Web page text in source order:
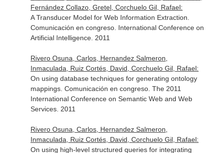
Fernández Collazo, Gretel, Corchuelo Gil, Rafael:
A Transducer Model for Web Information Extraction.
Comunicación en congreso. International Conference on
Artificial Intelligence. 2011
Rivero Osuna, Carlos, Hernandez Salmeron,
Inmaculada, Ruiz Cortés, David, Corchuelo Gil, Rafael:
On using database techniques for generating ontology
mappings. Comunicación en congreso. The 2011
International Conference on Semantic Web and Web
Services. 2011
Rivero Osuna, Carlos, Hernandez Salmeron,
Inmaculada, Ruiz Cortés, David, Corchuelo Gil, Rafael:
On using high-level structured queries for integrating